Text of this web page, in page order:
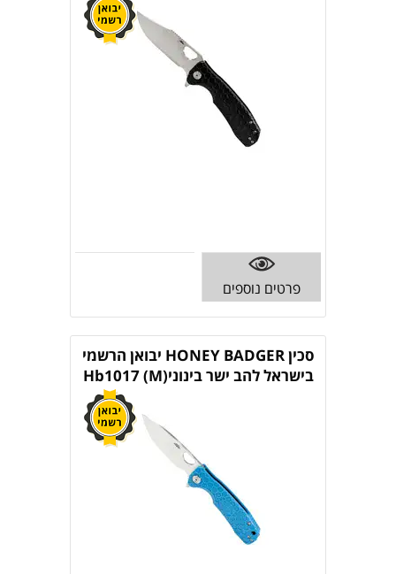
פרטים נוספים
סכין HONEY BADGER יבואן הרשמי
בישראל להב ישר בינוני(M) Hb1017